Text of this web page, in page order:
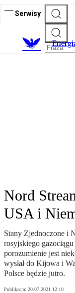
Serwisy
E
Nord
USA i
Stany Zjednoczone i
rosyjskiego
porozumienie jest
wysłał do Kijowa i
Polsce będzie jutro.
Publikacja: 20.07.2021 12:10